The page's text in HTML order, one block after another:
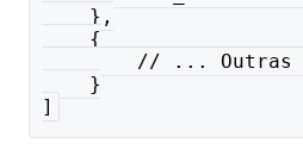
    },
    {
// ... Outras
    }
]